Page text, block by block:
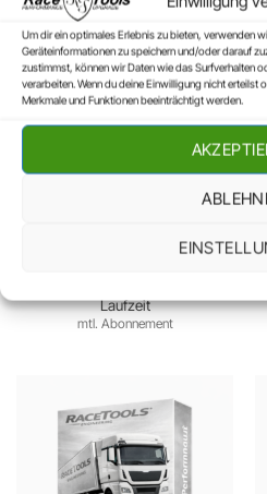
Um dir ein optimales Erlebnis zu bieten, verwenden
Geräteinformationen zu speichern und/oder darauf
zustimmst, können wir Daten wie das Surfverhalten
verarbeiten. Wenn du deine Einwilligung nicht erteilst
Merkmale und Funktionen beeinträchtigt werden.
Rental Modul – MAN TGS
Laufzeit
mtl. Abonnement